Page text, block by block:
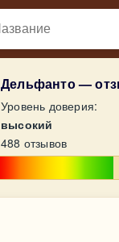
Дельфанто —
Уровень доверия:
высокий
488 отзывов